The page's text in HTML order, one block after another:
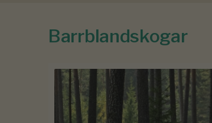
Barrblandskogar